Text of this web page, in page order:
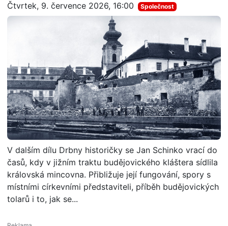
Čtvrtek, 9. července 2026, 16:00 Společnost
V dalším dílu Drbny historičky se Jan Schinko vrací do
časů, kdy v jižním traktu budějovického kláštera sídlila
královská mincovna. Přibližuje její fungování, spory s
místními církevními představiteli, příběh budějovických
tolarů i to, jak se...